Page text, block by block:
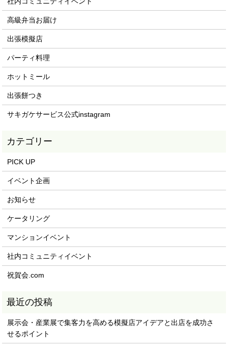
高級弁当お届け
出張模擬店
パーティ料理
ホットミール
出張餅つき
サキガケサービス公式instagram
PICK UP
イベント企画
お知らせ
ケータリング
マンションイベント
社内コミュニティイベント
祝賀会.com
展示会・産業展で集客力を高める模擬店アイデアと出店を成功さ
せるポイント